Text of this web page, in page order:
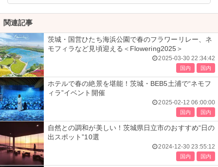
関連記事
茨城・国営ひたち海浜公園で春のフラワーリレー、ネ
モフィラなど見頃迎える＜Flowering2025＞
2025-03-30 22:34:42
国内 国内
ホテルで春の絶景を堪能！茨城・BEB5土浦で“ネモフ
ィラ”イベント開催
2025-02-12 06:00:00
国内 国内
自然との調和が美しい！茨城県日立市のおすすめ“日の
出スポット”10選
2024-12-30 23:55:12
国内 国内